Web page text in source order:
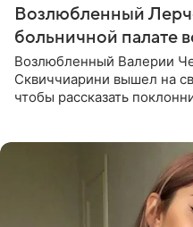
Возлюбленный
больничной палате
Возлюбленный Валерии
Сквиччиарини вышел на
чтобы рассказать